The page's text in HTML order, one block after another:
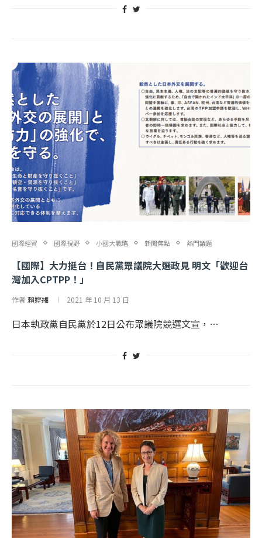
國際經貿 國際視野 小國大戰略 新聞焦點 熱門議題
【國際】大力挺台！自民黨眾議院大選政見 明文「歡迎台
灣加入CPTPP！」
作者賴婷緗 2021 年 10 月 13 日
日本執政黨自民黨於12日公布眾議院競選文宣，…